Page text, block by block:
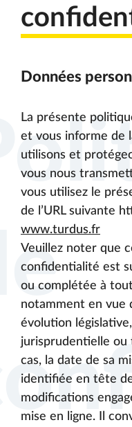
Données
La présente
et vous informe de
utilisons et
vous nous
vous utilisez le
de l’URL suivante
www.turdus.fr
Veuillez noter que
confidentialité est
ou complétée à
notamment en vue
évolution
jurisprudentielle ou
cas, la date de sa
identifiée en tête
modifications
mise en ligne. Il